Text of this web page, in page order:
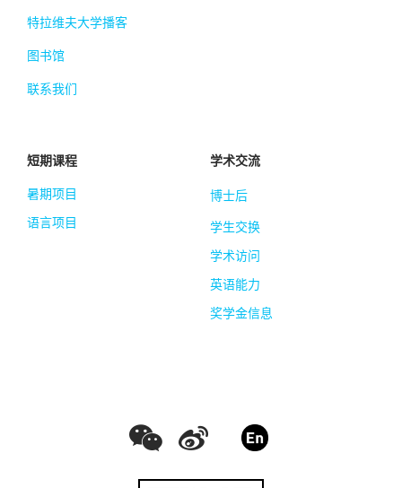
特拉维夫大学播客
图书馆
联系我们
短期课程
暑期项目
语言项目
学术交流
博士后
学生交换
学术访问
英语能力
奖学金信息